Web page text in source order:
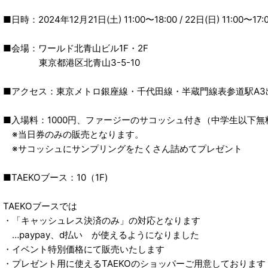
■日時：2024年12月21日(土) 11:00〜18:00 / 22日(日) 11:00〜
■会場：ワールド北青山ビル1F・2F
東京都港区北青山3-5-10
■アクセス：東京メトロ銀座線・千代田線・半蔵門線表参道駅
■入場料：1000円、ファージーのサコッシュ付き（中学生以下無
※当日券のみの販売となります。
※サコッシュにサンプリングをたくさん詰めてプレゼント
■TAEKOブース：10（1F)
TAEKOブースでは
・「キャッシュレス決済のみ」の対応となります
…paypay、d払い が使えるようになりました
・イベント特別価格にて販売いたします
・プレゼント用に使えるTAEKOのショッパーご用意しております